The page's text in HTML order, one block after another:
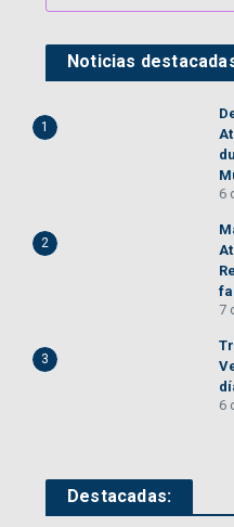
Noticias
1
6
2
7
3
6
Destacadas: